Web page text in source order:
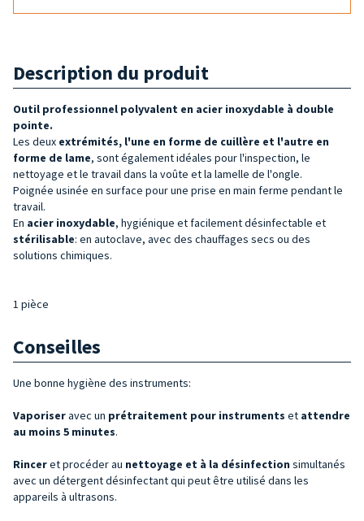
Description du produit
Outil professionnel polyvalent en acier inoxydable à double
pointe.
Les deux extrémités, l'une en forme de cuillère et l'autre en
forme de lame, sont également idéales pour l'inspection, le
nettoyage et le travail dans la voûte et la lamelle de l'ongle.
Poignée usinée en surface pour une prise en main ferme pendant le
travail.
En acier inoxydable, hygiénique et facilement désinfectable et
stérilisable: en autoclave, avec des chauffages secs ou des
solutions chimiques.
1 pièce
Conseilles
Une bonne hygiène des instruments:
Vaporiseravec un prétraitement pour instruments et attendre
au moins 5 minutes.
Rinceret procéder au nettoyage et à la désinfection simultanés
avec un détergent désinfectant qui peut être utilisé dans les
appareils à ultrasons.